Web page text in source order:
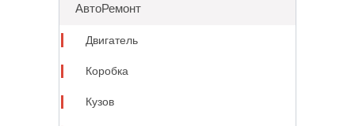
АвтоРемонт
Двигатель
Коробка
Кузов